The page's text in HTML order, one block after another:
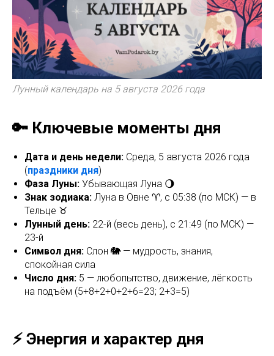
Лунный календарь на 5 августа 2026 года
🔑 Ключевые моменты дня
Дата и день недели: Среда, 5 августа 2026 года
(праздники дня)
Фаза Луны: Убывающая Луна 🌖
Знак зодиака: Луна в Овне ♈, с 05:38 (по МСК) — в
Тельце ♉
Лунный день: 22-й (весь день), с 21:49 (по МСК) —
23-й
Символ дня: Слон 🐘 — мудрость, знания,
спокойная сила
Число дня: 5 — любопытство, движение, лёгкость
на подъём (5+8+2+0+2+6=23; 2+3=5)
⚡ Энергия и характер дня